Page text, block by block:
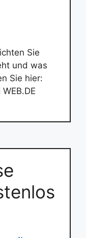
Sie
und was
Sie hier: